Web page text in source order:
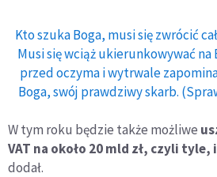
Kto szuka Boga, musi się zwrócić
Musi się wciąż ukierunkowywać na
przed oczyma i wytrwale
Boga, swój prawdziwy skarb.
W tym roku będzie także możliwe
VAT na około 20 mld zł, czyli
dodał.